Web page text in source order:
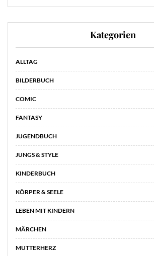
Kategorien
ALLTAG
BILDERBUCH
COMIC
FANTASY
JUGENDBUCH
JUNGS & STYLE
KINDERBUCH
KÖRPER & SEELE
LEBEN MIT KINDERN
MÄRCHEN
MUTTERHERZ